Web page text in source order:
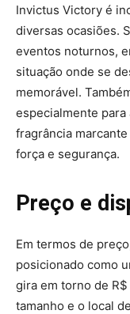
Invictus Victory é
diversas ocasiões.
eventos noturnos,
situação onde se
memorável.
especialmente
fragrância
força e segurança.
Preço e
Em termos de
posicionado como
gira em torno de
tamanho e o local